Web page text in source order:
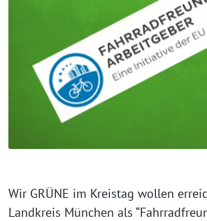
Wir GRÜNE im Kreistag wollen
Landkreis München als